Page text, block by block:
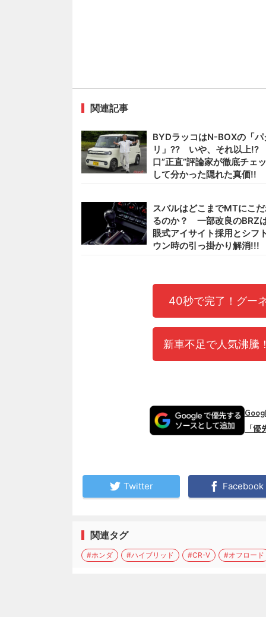
関連記事
BYDラッコはN-BOXの「パ
リ」?? いや、それ以上
口”正直”評論家が徹底チェ
して分かった隠れた真価!!
スバルはどこまでMTにこ
るのか？ 一部改良のBRZ
眼式アイサイト採用とシフ
ウン時の引っ掛かり解消!!!
40秒で完了！グー
新車不足で人気沸
「
Twitter Facebook
関連タグ
#ホンダ #ハイブリッド #CR-V #オフロード